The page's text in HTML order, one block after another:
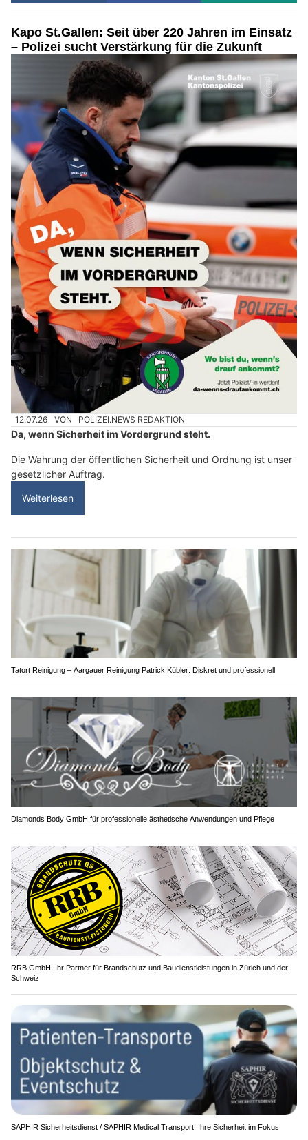
Kapo St.Gallen: Seit über 220 Jahren im Einsatz
– Polizei sucht Verstärkung für die Zukunft
12.07.26 VON POLIZEI.NEWS REDAKTION
Da, wenn Sicherheit im Vordergrund steht.
Die Wahrung der öffentlichen Sicherheit und Ordnung ist unser
gesetzlicher Auftrag.
Weiterlesen
Tatort Reinigung – Aargauer Reinigung Patrick Kübler: Diskret und professionell
Diamonds Body GmbH für professionelle ästhetische Anwendungen und Pflege
RRB GmbH: Ihr Partner für Brandschutz und Baudienstleistungen in Zürich und der
Schweiz
SAPHIR Sicherheitsdienst / SAPHIR Medical Transport: Ihre Sicherheit im Fokus